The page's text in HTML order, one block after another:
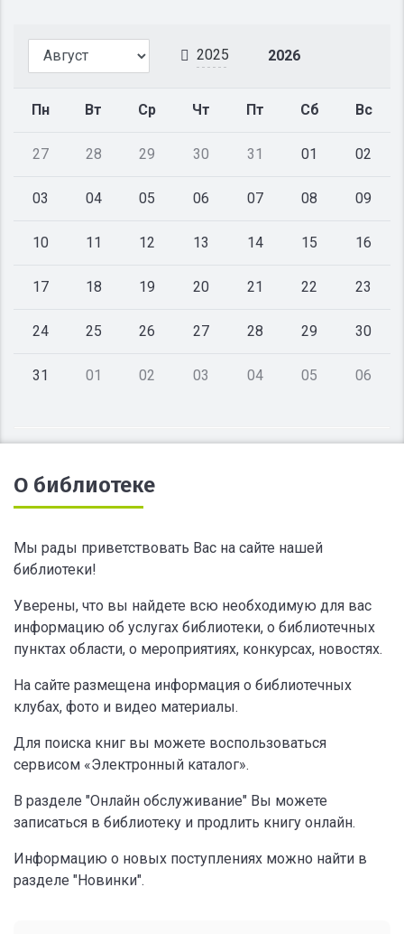
2025 2026
Пн Вт Ср Чт Пт Сб Вс
27 28 29 30 31 01 02
03 04 05 06 07 08 09
10 11 12 13 14 15 16
17 18 19 20 21 22 23
24 25 26 27 28 29 30
31 01 02 03 04 05 06
О библиотеке
Мы рады приветствовать Вас на сайте нашей
библиотеки!
Уверены, что вы найдете всю необходимую для вас
информацию об услугах библиотеки, о библиотечных
пунктах области, о мероприятиях, конкурсах, новостях.
На сайте размещена информация о библиотечных
клубах, фото и видео материалы.
Для поиска книг вы можете воспользоваться
сервисом «Электронный каталог».
В разделе "Онлайн обслуживание" Вы можете
записаться в библиотеку и продлить книгу онлайн.
Информацию о новых поступлениях можно найти в
разделе "Новинки".